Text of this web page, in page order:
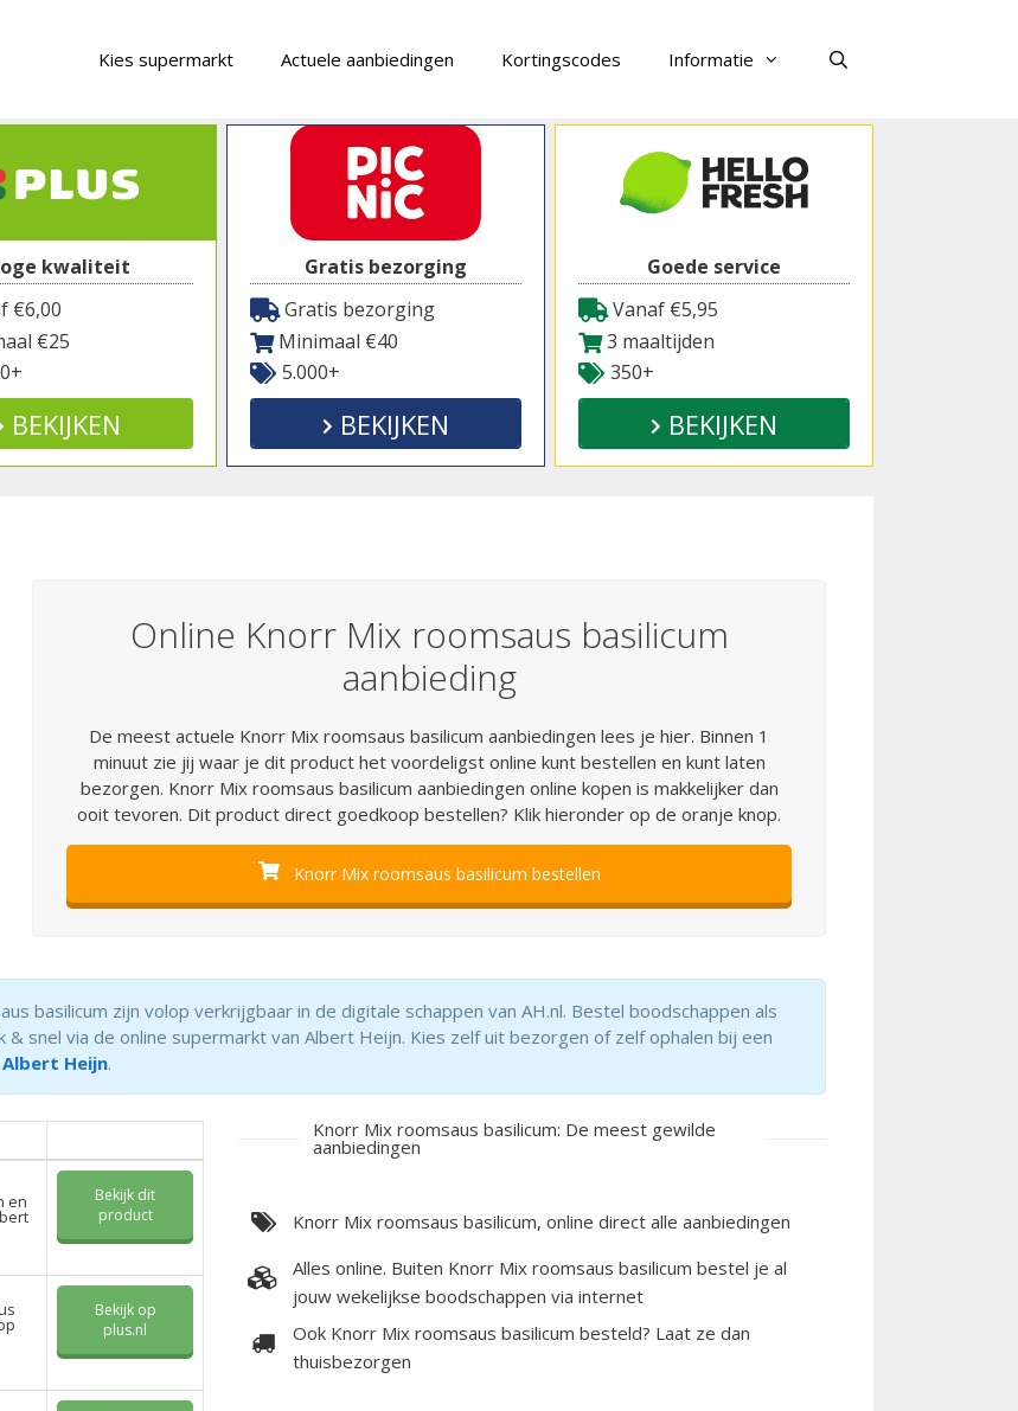
Kies supermarkt Actuele aanbiedingen Kortingscodes Informatie
kwaliteit
€6,00
€25
BEKIJKEN
Gratis bezorging
Gratis bezorging
Minimaal €40
5.000+
BEKIJKEN
Goede service
Vanaf €5,95
3 maaltijden
350+
BEKIJKEN
Online Knorr Mix roomsaus basilicum
aanbieding
De meest actuele Knorr Mix roomsaus basilicum aanbiedingen lees je hier. Binnen 1
minuut zie jij waar je dit product het voordeligst online kunt bestellen en kunt laten
bezorgen. Knorr Mix roomsaus basilicum aanbiedingen online kopen is makkelijker dan
ooit tevoren. Dit product direct goedkoop bestellen? Klik hieronder op de oranje knop.
Knorr Mix roomsaus basilicum bestellen
basilicum zijn volop verkrijgbaar in de digitale schappen van AH.nl. Bestel boodschappen als
& snel via de online supermarkt van Albert Heijn. Kies zelf uit bezorgen of zelf ophalen bij een
Heijn.
en
Bekijk dit
product
Bekijk op
plus.nl
Knorr Mix roomsaus basilicum: De meest gewilde
aanbiedingen
Knorr Mix roomsaus basilicum, online direct alle aanbiedingen
Alles online. Buiten Knorr Mix roomsaus basilicum bestel je al
jouw wekelijkse boodschappen via internet
Ook Knorr Mix roomsaus basilicum besteld? Laat ze dan
thuisbezorgen